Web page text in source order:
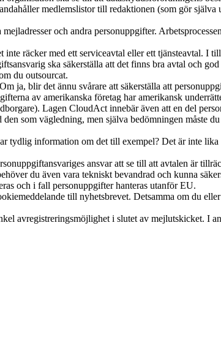
medlemslistor till redaktionen (som gör själva
och andra personuppgifter.
räcker med ett serviceavtal eller ett tjänsteavtal. I
ska säkerställa att det finns bra avtal och
du outsourcat.
ja, blir det ännu svårare att säkerställa att
av amerikanska företag har amerikansk
Lagen CloudAct innebär även att en del
som vägledning, men själva bedömningen måste
information om det till exempel? Det är inte
ansvar att se till att avtalen är
du även vara tekniskt bevandrad och kunna
och i fall personuppgifter hanteras utanför EU.
till nyhetsbrevet. Detsamma om du
avregistreringsmöjlighet i slutet av mejlutskicket. I